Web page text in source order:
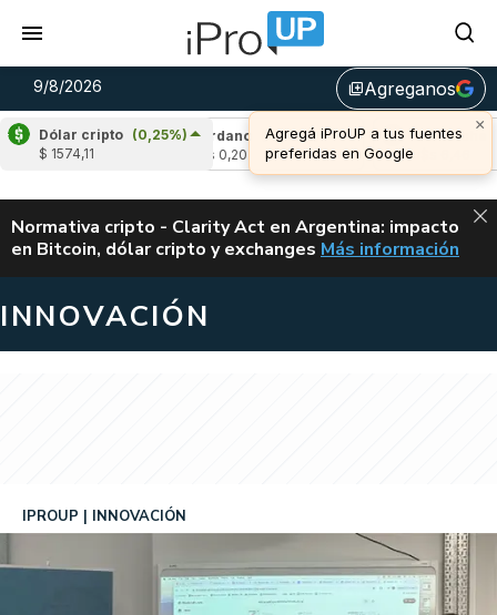
9/8/2026 library_addAgreganos
×
Agregá iProUP a tus fuentes
preferidas en Google
Dólar cripto (0,25%)
$ 1574,11
Cardano
(-1,54%)
Avalanche (-
u$s 6,46
ALERTA
Normativa cripto - Clarity Act en Argentina: impacto
en Bitcoin, dólar cripto y exchanges CLARITY ACT EN
Más información
INNOVACIÓN
IPROUP INNOVACIÓN